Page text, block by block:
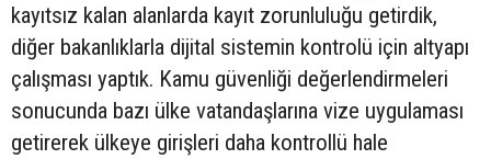
kayıtsız kalan alanlarda kayıt zorunluluğu getirdik,
diğer bakanlıklarla dijital sistemin kontrolü için altyapı
çalışması yaptık. Kamu güvenliği değerlendirmeleri
sonucunda bazı ülke vatandaşlarına vize uygulaması
getirerek ülkeye girişleri daha kontrollü hale